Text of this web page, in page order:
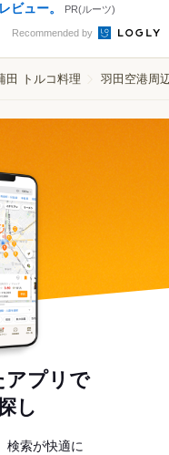
ビュー。
PR(ルーツ)
Recommended by
田 トルコ料理 羽田空港周
アプリで
し
検索が快適に